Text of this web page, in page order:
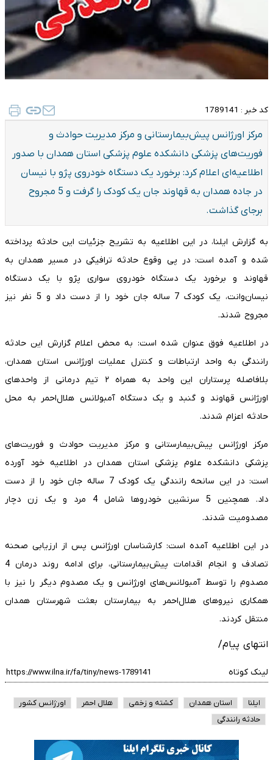
کد خبر : 1789141
مرکز اورژانس پیش‌بیمارستانی و مرکز مدیریت حوادث و
فوریت‌های پزشکی دانشکده علوم پزشکی استان همدان با صدور
اطلاعیه‌ای اعلام کرد: برخورد یک دستگاه خودروی پژو با نیسان
در جاده همدان به قهاوند جان یک کودک را گرفت و 5 مجروح
برجای گذاشت.
به گزارش ایلنا، در این اطلاعیه به تشریح جزئیات این حادثه پرداخته
شده و آمده است: در پی وقوع حادثه ترافیکی در مسیر همدان به
قهاوند و برخورد یک دستگاه خودروی سواری پژو با یک دستگاه
نیسان‌وانت، یک کودک 7 ساله جان خود را از دست داد و 5 نفر نیز
مجروح شدند.
در اطلاعیه فوق عنوان شده است: به محض اعلام گزارش این حادثه
رانندگی به واحد ارتباطات و کنترل عملیات اورژانس استان همدان،
بلافاصله پرستاران این واحد به همراه ۲ تیم درمانی از واحدهای
اورژانس قهاوند و گنبد و یک دستگاه آمبولانس هلال‌احمر به محل
حادثه اعزام شدند.
مرکز اورژانس پیش‌بیمارستانی و مرکز مدیریت حوادث و فوریت‌های
پزشکی دانشکده علوم پزشکی استان همدان در اطلاعیه خود آورده
است: در این سانحه رانندگی یک کودک 7 ساله جان خود را از دست
داد. همچنین 5 سرنشین خودروها شامل 4 مرد و یک زن دچار
مصدومیت شدند.
در این اطلاعیه آمده است: کارشناسان اورژانس پس از ارزیابی صحنه
تصادف و انجام اقدامات پیش‌بیمارستانی، برای ادامه روند درمان 4
مصدوم را توسط آمبولانس‌های اورژانس و یک مصدوم دیگر را نیز با
همکاری نیروهای هلال‌احمر به بیمارستان بعثت شهرستان همدان
منتقل کردند.
انتهای پیام/
لینک کوتاه
ایلنا استان همدان کشته و زخمی هلال احمر
اورژانس کشور
حادثه رانندگی